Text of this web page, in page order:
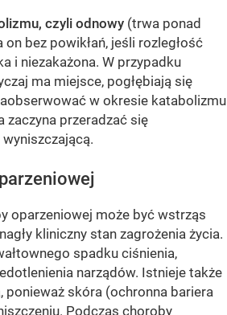
czyli odnowy (trwa ponad
bez powikłań, jeśli rozległość
i niezakażona. W przypadku
ma miejsce, pogłębiają się
w okresie katabolizmu
zaczyna przeradzać się
oparzeniowej może być wstrząs
kliniczny stan zagrożenia życia.
spadku ciśnienia,
narządów. Istnieje także
ponieważ skóra (ochronna bariera
Podczas choroby